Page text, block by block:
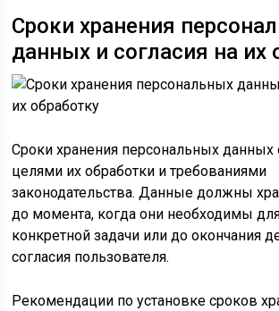
Сроки хранения
данных и согласия на их
Сроки хранения персональных данных
целями их обработки и требованиями
законодательства. Данные должны
до момента, когда они необходимы
конкретной задачи или до окончания
согласия пользователя.
Рекомендации по установке сроков